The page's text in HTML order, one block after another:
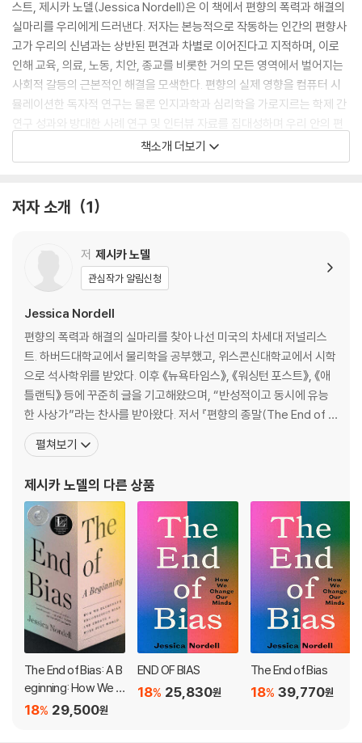
스트, 제시카 노델(Jessica Nordell)은 이 책에서 편향의 폭력과 해결의
실마리를 우리에게 드러낸다. 저자는 본능적으로 작동하는 인간의 편향사
고가 우리의 신념과는 상반된 편견과 차별로 이어진다고 지적하며, 이로
인해 교육, 의료, 노동, 치안, 종교를 비롯한 거의 모든 영역에서 벌어지는
사회적 갈등의 근본적인 해결을 모색한다. 편향의 실제 영향을 컴퓨터 시
뮬레이션한 독자적 연구는 물론 인지과학과 심리학을 가로지르는 학제 간
연구 성과와 방대한 사례 연구 및 인터뷰 자료를 집대성하며 우리 안의 편
향 사고를 종식시킬 방법들을 제시한다. 막연한 호소나 구호에서 멈추지
않고, 편견이 어떻게 작동하고 있는지 그 실체를 선명하게 드러낸 이 책에
Bias affects us all, every day of our lives. It shapes how we se
e each other, and how we are seen in turn. It fuels discriminati
e. It robs organizations of talent, science of breakthroughs, p
olitics of insight, individuals of their future and communities of
justice.
But what if bias is a habit that we can overcome?
"Despite revolutions in our understanding of bias, we're still m
uch better at documenting the problem than solving it. When i
ok is a breakthrough. With state-of-the-art science and gripp
ing narratives, she reveals steps what individuals, groups, and
institutions can take to fight prejudice" - Adam Grant, author
of Think Again
책소개 더보기
저자 소개 1
저 제시카 노델
관심작가 알림신청
Jessica Nordell
편향의 폭력과 해결의 실마리를 찾아 나선 미국의 차세대 저널리스
트. 하버드대학교에서 물리학을 공부했고, 위스콘신대학교에서 시학
으로 석사학위를 받았다. 이후 《뉴욕타임스》, 《워싱턴 포스트》, 《애
틀랜틱》 등에 꾸준히 글을 기고해왔으며, “반성적이고 동시에 유능
한 사상가”라는 찬사를 받아왔다. 저서 『편향의 종말(The End of Bi
as)』은 2021년 출간 이후 세계경제포럼(WEF) 올해의 책으로 선정
되었고, 노틸러스 도서상 은메달과 루카스 도서상을 수상했으며, 영
해 노델은 전국 유명 언론사에 다양한 기획
펼쳐보기
제시카 노델의 다른 상품
The End of Bias: A B
eginning: How We Eli
minate Unconsciou
29,500원
18%
END OF BIAS
25,830원
18%
The End of Bias
39,770원
18%